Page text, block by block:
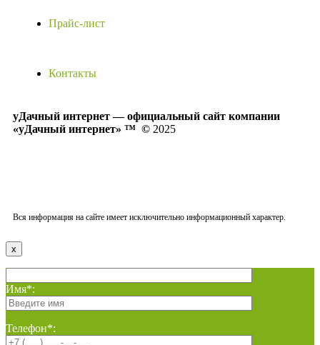
Прайс-лист
Контакты
уДачный интернет — официальный сайт компании
«уДачный интернет» ™ © 2025
Вся информация на сайте имеет исключительно информационный характер.
x
Имя*:
Телефон*: